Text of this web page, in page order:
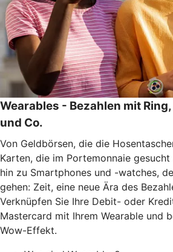
Wearables - Bezahlen mit
und Co.
Von Geldbörsen, die die
Karten, die im Portemonnaie
hin zu Smartphones und -watches,
gehen: Zeit, eine neue Ära des
Verknüpfen Sie Ihre Debit- oder
Mastercard mit Ihrem Wearable und
Wow-Effekt.